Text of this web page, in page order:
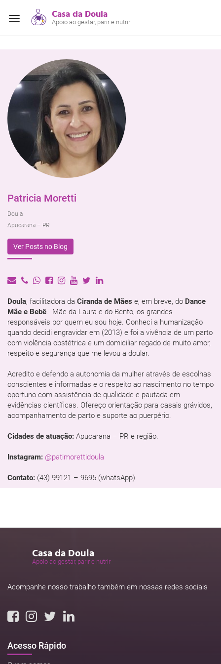
Alterar
Casa da Doula
Apoio ao gestar, parir e nutrir
Patricia Moretti
Doula
Apucarana – PR
Ver Posts no Blog
Doula, facilitadora da Ciranda de Mães e, em breve, do Dance
Mãe e Bebê. Mãe da Laura e do Bento, os grandes
responsáveis por quem eu sou hoje. Conheci a humanização
quando decidi engravidar em (2013) e foi a vivência de um parto
com violência obstétrica e um domiciliar regado de muito amor,
respeito e segurança que me levou a doular.
Acredito e defendo a autonomia da mulher através de escolhas
conscientes e informadas e o respeito ao nascimento no tempo
oportuno com assistência de qualidade e pautada em
evidências científicas. Ofereço orientação para casais grávidos,
acompanhamento de parto e suporte ao puerpério.
Cidades de atuação: Apucarana – PR e região.
Instagram: @patimorettidoula
Contato: (43) 99121 – 9695 (whatsApp)
Casa da Doula
Apoio ao gestar, parir e nutrir
Acompanhe nosso trabalho também em nossas redes sociais
Acesso Rápido